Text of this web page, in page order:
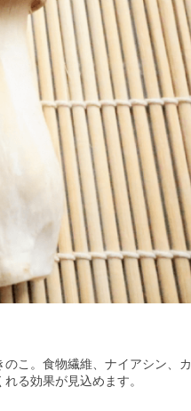
こ。食物繊維、ナイアシン、カ
る効果が見込めます。